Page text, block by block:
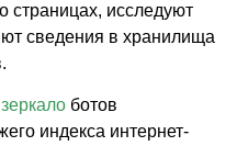
исследуют
сведения в хранилища
ботов
индекса интернет-